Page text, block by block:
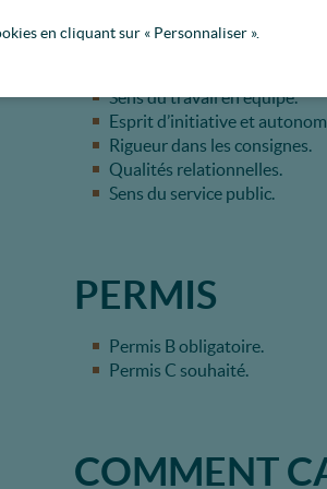
Sens du travail en équipe.
Esprit d’initiative et
Rigueur dans les consignes.
Qualités relationnelles.
Sens du service public.
PERMIS
Permis B obligatoire.
Permis C souhaité.
COMMENT
en cliquant sur « Personnaliser ».